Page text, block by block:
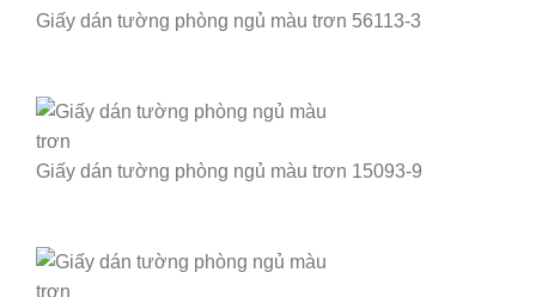
Giấy dán tường phòng ngủ màu trơn 56113-3
Giấy dán tường phòng ngủ màu trơn 15093-9